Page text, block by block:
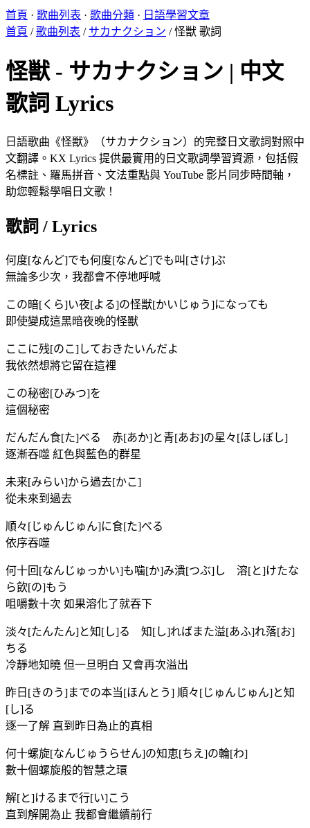
首頁 · 歌曲列表 · 歌曲分類 · 日語學習文章
首頁 /歌曲列表 / サカナクション /怪獣 歌詞
怪獣 - サカナクション | 中文
歌詞 Lyrics
日語歌曲《怪獣》（サカナクション）的完整日文歌詞對照中
文翻譯。KX Lyrics 提供最實用的日文歌詞學習資源，包括假
名標註、羅馬拼音、文法重點與 YouTube 影片同步時間軸，
助您輕鬆學唱日文歌！
歌詞 / Lyrics
何度[なんど]でも何度[なんど]でも叫[さけ]ぶ
無論多少次，我都會不停地呼喊
この暗[くら]い夜[よる]の怪獣[かいじゅう]になっても
即使變成這黑暗夜晚的怪獸
ここに残[のこ]しておきたいんだよ
我依然想將它留在這裡
この秘密[ひみつ]を
這個秘密
だんだん食[た]べる 赤[あか]と青[あお]の星々[ほしぼし]
逐漸吞噬 紅色與藍色的群星
未来[みらい]から過去[かこ]
從未來到過去
順々[じゅんじゅん]に食[た]べる
依序吞噬
何十回[なんじゅっかい]も噛[か]み潰[つぶ]し 溶[と]けたな
ら飲[の]もう
咀嚼數十次 如果溶化了就吞下
淡々[たんたん]と知[し]る 知[し]ればまた溢[あふ]れ落[お]
ちる
冷靜地知曉 但一旦明白 又會再次溢出
昨日[きのう]までの本当[ほんとう] 順々[じゅんじゅん]と知
[し]る
逐一了解 直到昨日為止的真相
何十螺旋[なんじゅうらせん]の知恵[ちえ]の輪[わ]
數十個螺旋般的智慧之環
解[と]けるまで行[い]こう
直到解開為止 我都會繼續前行